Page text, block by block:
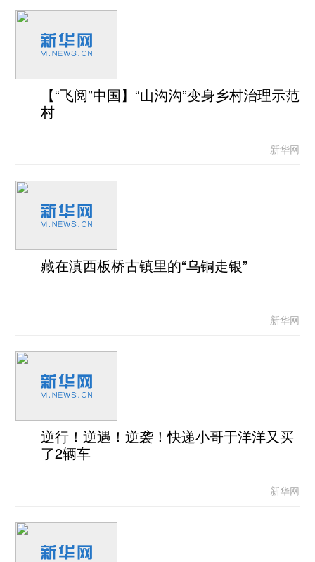
【“飞阅”中国】“山沟沟”变身乡村治理示范
村
新华网
藏在滇西板桥古镇里的“乌铜走银”
新华网
逆行！逆遇！逆袭！快递小哥于洋洋又买
了2辆车
新华网